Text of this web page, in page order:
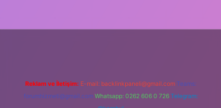
Reklam ve İletişim: E-mail: backlinkpaneli@gmail.com Teams:
forumhizmeti@gmail.com Whatsapp: 0262 606 0 726 Telegram: